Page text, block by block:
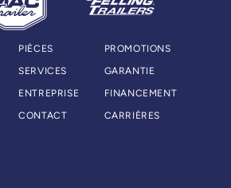
PIÈCES
SERVICES
ENTREPRISE
CONTACT
PROMOTIONS
GARANTIE
FINANCEMENT
CARRIÈRES